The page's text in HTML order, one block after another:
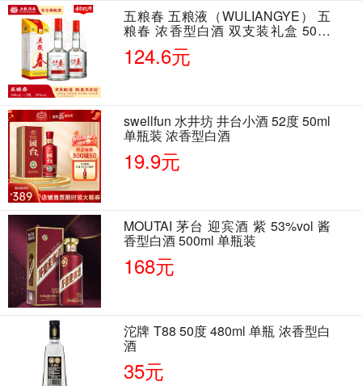
五粮春 五粮液（WULIANGYE） 五
粮春 浓香型白酒 双支装礼盒 50度
500ml*2瓶 含酒具
124.6元
swellfun 水井坊 井台小酒 52度 50ml
单瓶装 浓香型白酒
19.9元
MOUTAI 茅台 迎宾酒 紫 53%vol 酱
香型白酒 500ml 单瓶装
168元
沱牌 T88 50度 480ml 单瓶 浓香型白
酒
35元